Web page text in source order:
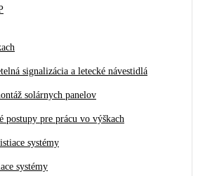
signalizácia a letecké návestidlá
solárnych panelov
postupy pre prácu vo výškach
systémy
systémy